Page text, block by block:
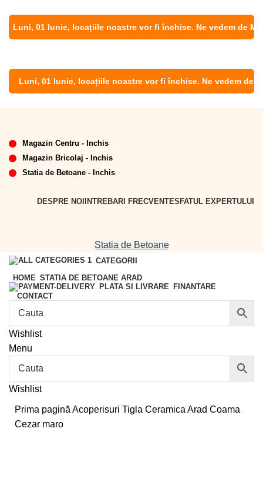
Luni, 01 Iunie, locațiile noastre vor fi închise. Ne vedem de
Luni, 01 Iunie, locațiile noastre vor fi închise. Ne vedem de
Magazin Centru - Inchis
Magazin Bricolaj - Inchis
Statia de Betoane - Inchis
DESPRE NOI INTREBARI FRECVENTESFATUL EXPERTULUI
Statia de Betoane
CATEGORII
HOME STATIA DE BETOANE ARAD
PLATA SI LIVRARE FINANTARE
CONTACT
Wishlist
Menu
Wishlist
Prima pagină Acoperisuri Tigla Ceramica Arad Coama
Cezar maro